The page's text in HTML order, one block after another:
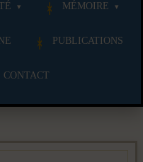
MÉMOIRE
PUBLICATIONS
CONTACT